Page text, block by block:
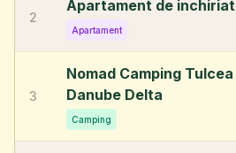
2
Apartament de inchiriat
Apartament
3
Nomad Camping Tulcea
Danube Delta
Camping